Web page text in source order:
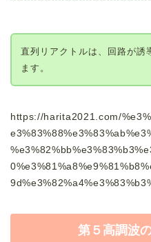
直列リアクトルは、回路が誘
ます。
https://harita2021.com/
第５高調波